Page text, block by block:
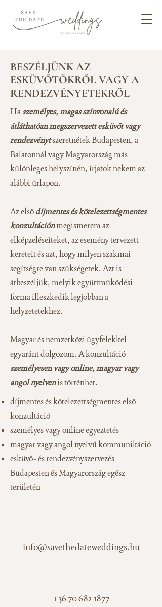
BESZÉLJÜNK AZ
ESKÜVŐTÖKRŐL VAGY A
RENDEZVÉNYETEKRŐL
Haszemélyes, magas színvonalú és
átláthatóan megszervezett esküvőt vagy
rendezvénytszeretnétek Budapesten, a
Balatonnál vagy Magyarország más
különleges helyszínén, írjatok nekem az
alábbi űrlapon.
Az elsődíjmentes és kötelezettségmentes
konzultációnmegismerem az
elképzeléseiteket, az esemény tervezett
kereteit és azt, hogy milyen szakmai
segítségre van szükségetek. Azt is
átbeszéljük, melyik együttműködési
forma illeszkedik legjobban a
helyzetetekhez.
Magyar és nemzetközi ügyfelekkel
egyaránt dolgozom. A konzultáció
személyesen vagy online, magyar vagy
angol nyelvenis történhet.
díjmentes és kötelezettségmentes első
konzultáció
személyes vagy online egyeztetés
magyar vagy angol nyelvű kommunikáció
esküvő- és rendezvényszervezés
Budapesten és Magyarország egész
területén
info@savethedateweddings.hu
+36 70 682 1877